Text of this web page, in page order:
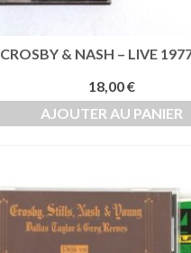
CROSBY & NASH – LIVE
18,00€
AJOUTER AU PANIER